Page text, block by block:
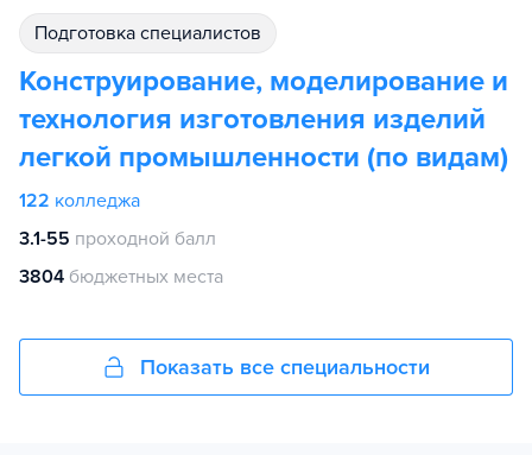
подготовка специалистов
Конструирование, моделирование и
технология изготовления изделий
легкой промышленности (по видам)
122 колледжа
3.1-55 проходной балл
3804 бюджетных места
Показать все специальности